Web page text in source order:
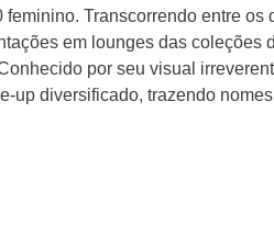
Transcorrendo entre os
em lounges das coleções
por seu visual
up diversificado, trazendo